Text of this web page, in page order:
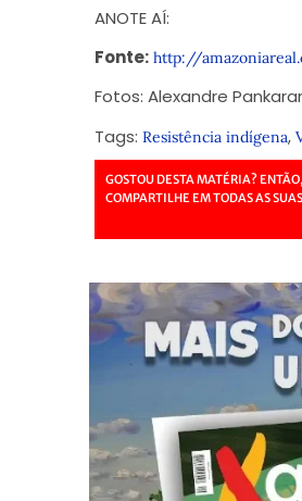
ANOTE AÍ:
Fonte:http://
Fotos: Alexandre
Tags: Resistência indígena,
GOSTOU DESTA MATÉRIA?
COMPARTILHE EM TODAS AS